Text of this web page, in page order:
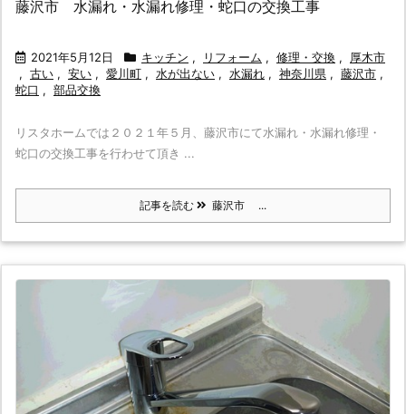
藤沢市 水漏れ・水漏れ修理・蛇口の交換工事
2021年5月12日 キッチン , リフォーム , 修理・交換 ,
厚木市
, 古い , 安い , 愛川町 , 水が出ない , 水漏れ , 神奈川県 , 藤沢市 ,
蛇口 , 部品交換
リスタホームでは２０２１年５月、藤沢市にて水漏れ・水漏れ修理・
蛇口の交換工事を行わせて頂き ...
記事を読む 藤沢市 ...